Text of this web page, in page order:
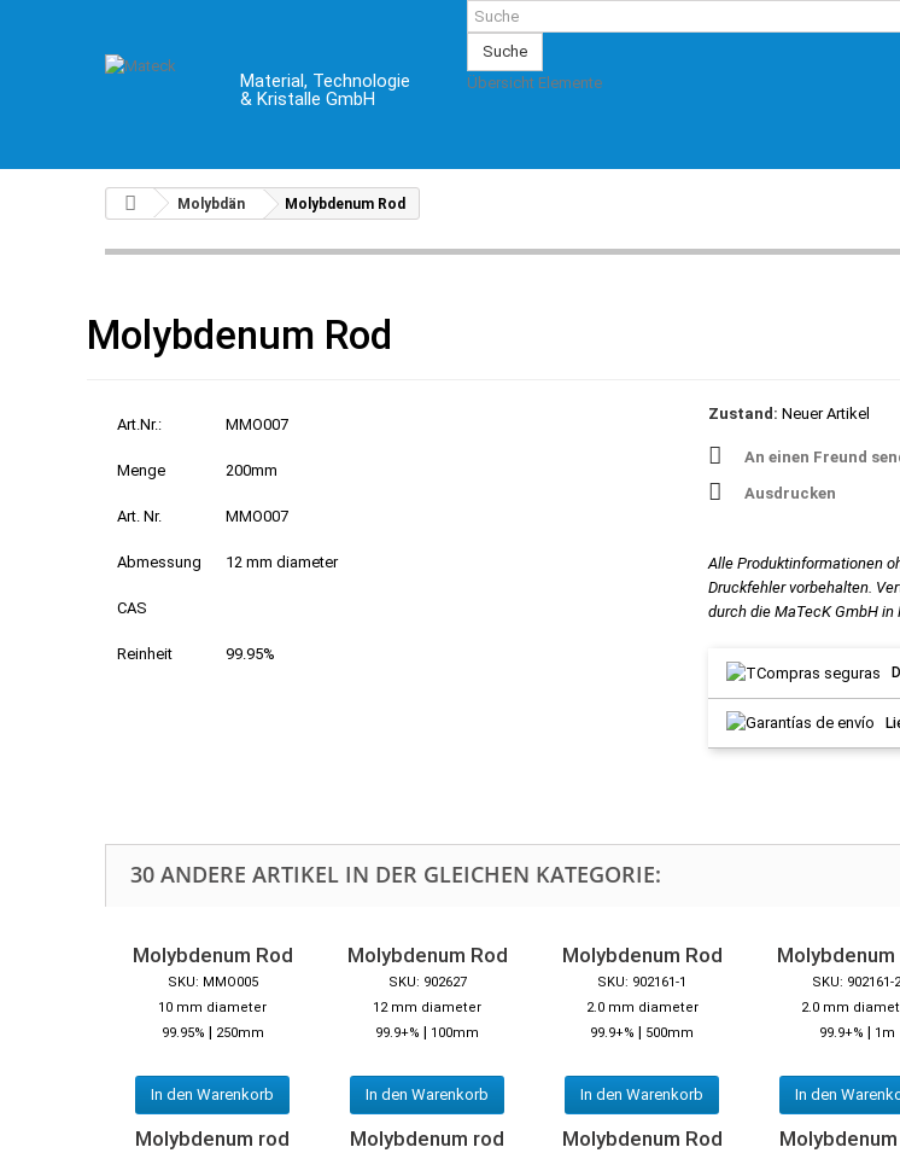
Material, Technologie
& Kristalle GmbH
Suche
Übersicht Elemente
Molybdän Molybdenum Rod
Molybdenum Rod
Art.Nr.: MMO007
Menge 200mm
Art. Nr. MMO007
Abmessung 12 mm diameter
CAS
Reinheit 99.95%
Zustand: Neuer Artikel
An einen Freund
Ausdrucken
Alle Produktinformationen
Druckfehler vorbehalten.
durch die MaTecK GmbH in
30 ANDERE ARTIKEL IN DER GLEICHEN KATEGORIE:
Molybdenum Rod
SKU: MMO005
10 mm diameter
99.95% | 250mm
In den Warenkorb
Molybdenum Rod
SKU: 902627
12 mm diameter
99.9+% | 100mm
In den Warenkorb
Molybdenum Rod
SKU: 902161-1
2.0 mm diameter
99.9+% | 500mm
In den Warenkorb
Molybdenum
SKU: 902161-2
2.0 mm
99.9+% | 1m
In den
Molybdenum rod Molybdenum rod Molybdenum Rod